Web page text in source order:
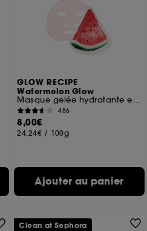
GLOW RECIPE
Watermelon Glow
Masque gelée hydratante et apaisante
486
8,00€
24,24€ / 100g
Ajouter au panier
Clean at Sephora